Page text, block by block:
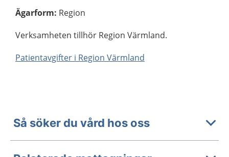
Ägarform: Region
Verksamheten tillhör Region Värmland.
Patientavgifter i Region Värmland
Så söker du vård hos oss